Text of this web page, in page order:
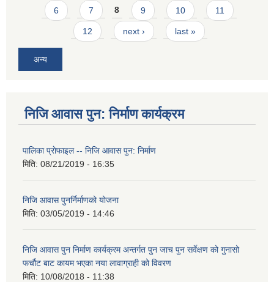
6 7 8 9 10 11
12 next › last »
अन्य
निजि आवास पुन: निर्माण कार्यक्रम
पालिका प्राेफाइल -- निजि आवास पुन: निर्माण
मिति: 08/21/2019 - 16:35
निजि आवास पुनर्निर्माणको योजना
मिति: 03/05/2019 - 14:46
निजि आवास पुन निर्माण कार्यक्रम अन्तर्गत पुन जाच पुन सर्वेक्षण को गुनासो
फर्चौट बाट कायम भएका नया लावाग्राही को विवरण
मिति: 10/08/2018 - 11:38